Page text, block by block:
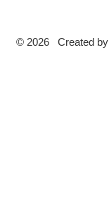
© 2026 Created by